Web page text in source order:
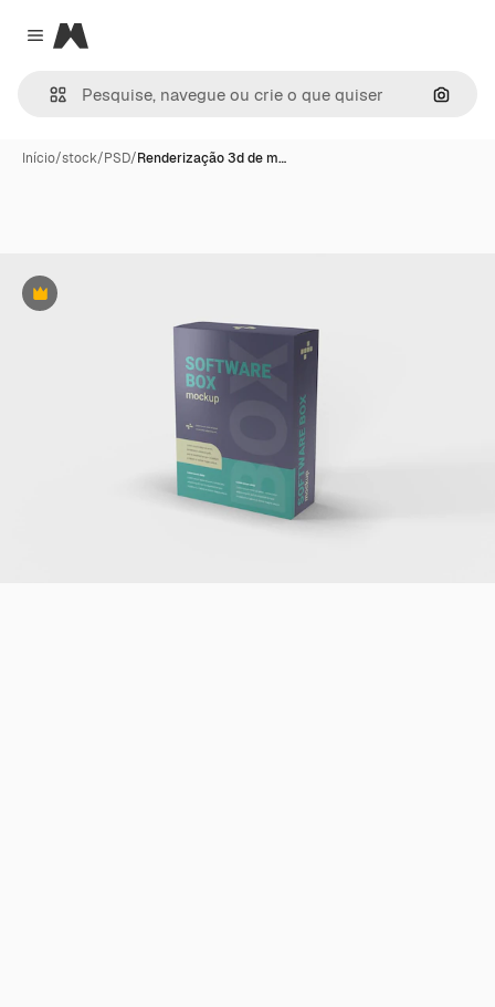
Close menu
Magnific
Início/stock/PSD/Renderização 3d de m…
Premium